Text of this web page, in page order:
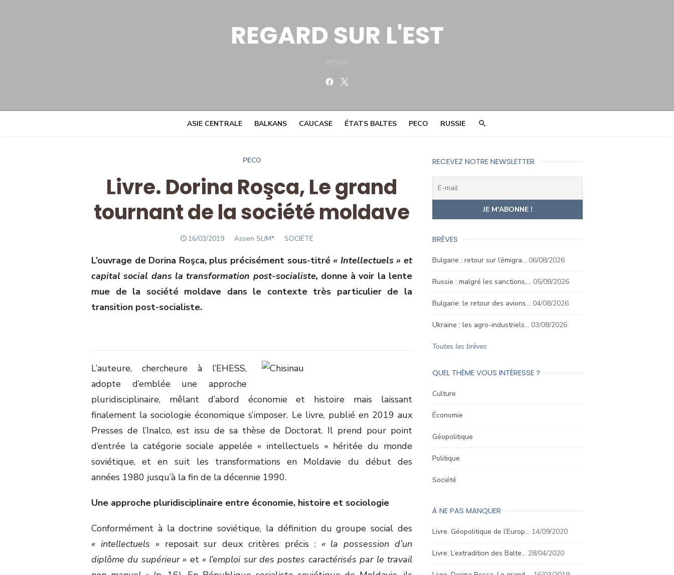
REGARD SUR L'EST
Facebook
ASIE CENTRALE BALKANS CAUCASE ÉTATS BALTES PECO RUSSIE
PECO
Livre. Dorina Roşca, Le grand
tournant de la société moldave
POSTED
16/03/2019 Author
Assen SLIM* SOCIÉTÉ
L’ouvrage de Dorina Roşca, plus précisément sous-titré« Intellectuels » et
capital social dans la transformation post-socialiste, donne à voir la lente
mue de la société moldave dans le contexte très particulier de la
transition post-socialiste.
L’auteure, chercheure à l’EHESS,
adopte d’emblée une approche
pluridisciplinaire, mêlant d’abord économie et histoire mais laissant
finalement la sociologie économique s’imposer. Le livre, publié en 2019 aux
Presses de l’Inalco, est issu de sa thèse de Doctorat. Il prend pour point
d’entrée la catégorie sociale appelée « intellectuels » héritée du monde
soviétique, et en suit les transformations en Moldavie du début des
années 1980 jusqu’à la fin de la décennie 1990.
Une approche pluridisciplinaire entre économie, histoire et sociologie
Conformément à la doctrine soviétique, la définition du groupe social des
« intellectuels » reposait sur deux critères précis : « la possession d’un
diplôme du supérieur » et « l’emploi sur des postes caractérisés par le travail
RECEVEZ NOTRE NEWSLETTER
BRÈVES
Bulgarie : retour sur l’émigra… 06/08/2026
Russie : malgré les sanctions,… 05/08/2026
Bulgarie: le retour des avions… 04/08/2026
Ukraine : les agro-industriels… 03/08/2026
Toutes les brèves
QUEL THÈME VOUS INTÉRESSE ?
Culture
Économie
Géopolitique
Politique
Société
À NE PAS MANQUER
Livre. Géopolitique de l’Europ… 14/09/2020
Livre. L’extradition des Balte… 28/04/2020